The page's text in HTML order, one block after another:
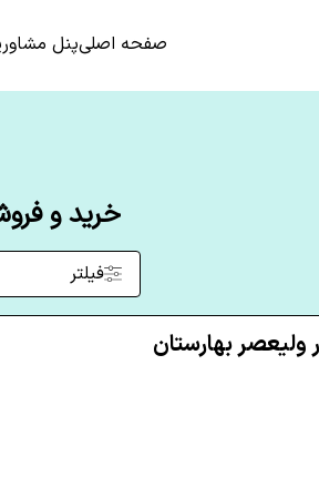
صفحه اصلیپنل
خرید و
فیلتر